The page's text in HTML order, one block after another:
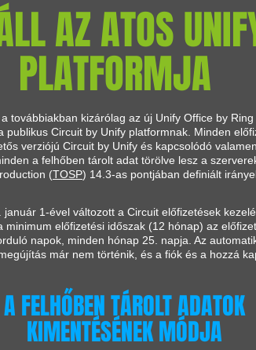
AZ ATOS
PLATFORMJA
továbbiakban kizárólag az új Unify Office by
Circuit by Unify platformnak. Minden
verziójú Circuit by Unify és kapcsolódó
a felhőben tárolt adat törölve lesz a
(TOSP) 14.3-as pontjában definiált
január 1-ével változott a Circuit előfizetések
előfizetési időszak (12 hónap) az
napok, minden hónap 25. napja. Az
már nem történik, és a fiók és a hozzá
A FELHŐBEN TÁROLT ADATOK
KIMENTÉSÉNEK MÓDJA